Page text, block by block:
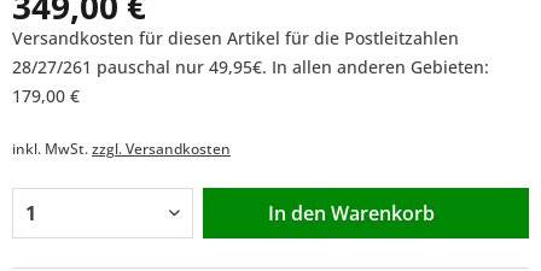
Versandkosten für diesen Artikel für die Postleitzahlen
28/27/261 pauschal nur 49,95€. In allen anderen Gebieten:
179,00 €
inkl. MwSt.zzgl. Versandkosten
In den Warenkorb